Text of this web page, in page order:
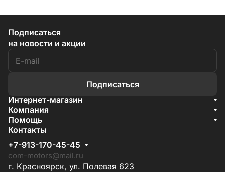
Подписаться
на новости и акции
Подписаться
Интернет-магазин
Акции
Бренды
Компания
О компании
Документы
Условия поставки
Отзывы
Помощь
Условия доставки
Способы оплаты
Гарантия на товар
Контакты
+7-913-170-45-45
com-motors@mail.ru
г. Красноярск, ул. Полевая 623